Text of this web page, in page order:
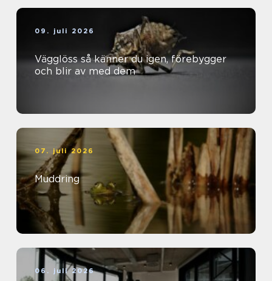
09. juli 2026
Vägglöss så känner du igen, förebygger
och blir av med dem
07. juli 2026
Muddring
06. juli 2026